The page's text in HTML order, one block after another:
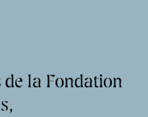
la Fondation